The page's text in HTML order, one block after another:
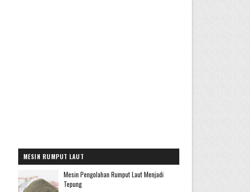
MESIN RUMPUT LAUT
Mesin Pengolahan Rumput Laut Menjadi
Tepung